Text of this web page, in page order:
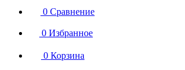
0 Сравнение
0 Избранное
0 Корзина